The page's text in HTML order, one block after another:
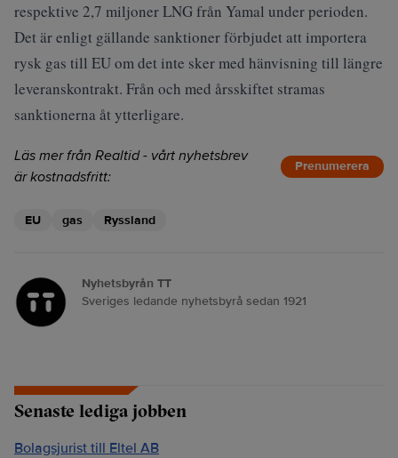
respektive 2,7 miljoner LNG från Yamal under perioden.
Det är enligt gällande sanktioner förbjudet att importera
rysk gas till EU om det inte sker med hänvisning till längre
leveranskontrakt. Från och med årsskiftet stramas
sanktionerna åt ytterligare.
Läs mer från Realtid - vårt nyhetsbrev
är kostnadsfritt:
Prenumerera
EU gas Ryssland
Nyhetsbyrån TT
Sveriges ledande nyhetsbyrå sedan 1921
Senaste lediga jobben
Bolagsjurist till Eltel AB